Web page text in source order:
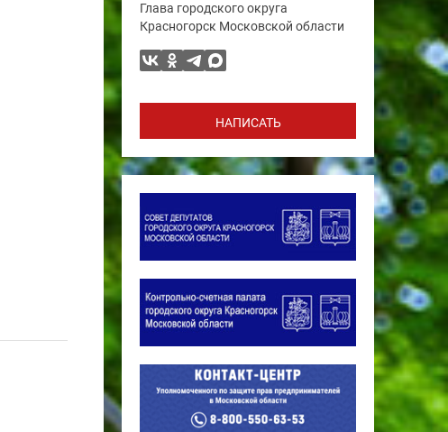
Глава городского округа
Красногорск Московской области
НАПИСАТЬ